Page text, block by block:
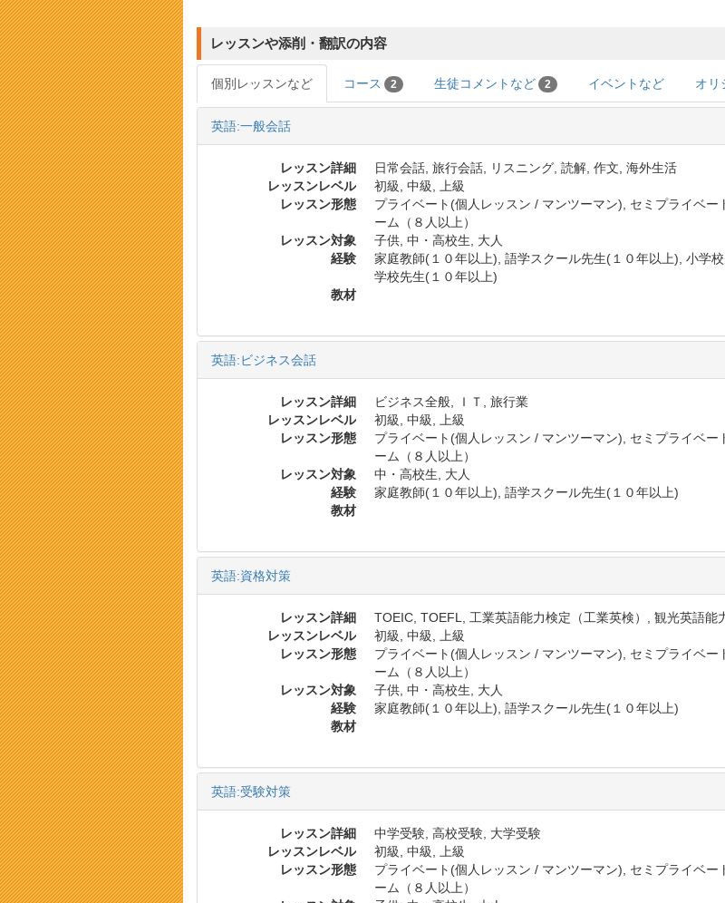
レッスンや添削・翻訳の内容
個別レッスンなど コース 2 生徒コメントなど 2 イベントなど オリ
英語:一般会話
レッスン詳細
日常会話, 旅行会話, リスニング, 読解, 作文, 海外生活
レッスンレベル
初級, 中級, 上級
レッスン形態
プライベート(個人レッスン / マンツーマン), セミプライベ
ーム（８人以上）
レッスン対象
子供, 中・高校生, 大人
経験
家庭教師(１０年以上), 語学スクール先生(１０年以上), 小学
学校先生(１０年以上)
教材
英語:ビジネス会話
レッスン詳細
ビジネス全般, ＩＴ, 旅行業
レッスンレベル
初級, 中級, 上級
レッスン形態
プライベート(個人レッスン / マンツーマン), セミプライベ
ーム（８人以上）
レッスン対象
中・高校生, 大人
経験
家庭教師(１０年以上), 語学スクール先生(１０年以上)
教材
英語:資格対策
レッスン詳細
TOEIC, TOEFL, 工業英語能力検定（工業英検）, 観光英語能
レッスンレベル
初級, 中級, 上級
レッスン形態
プライベート(個人レッスン / マンツーマン), セミプライベ
ーム（８人以上）
レッスン対象
子供, 中・高校生, 大人
経験
家庭教師(１０年以上), 語学スクール先生(１０年以上)
教材
英語:受験対策
レッスン詳細
中学受験, 高校受験, 大学受験
レッスンレベル
初級, 中級, 上級
レッスン形態
プライベート(個人レッスン / マンツーマン), セミプライベ
ーム（８人以上）